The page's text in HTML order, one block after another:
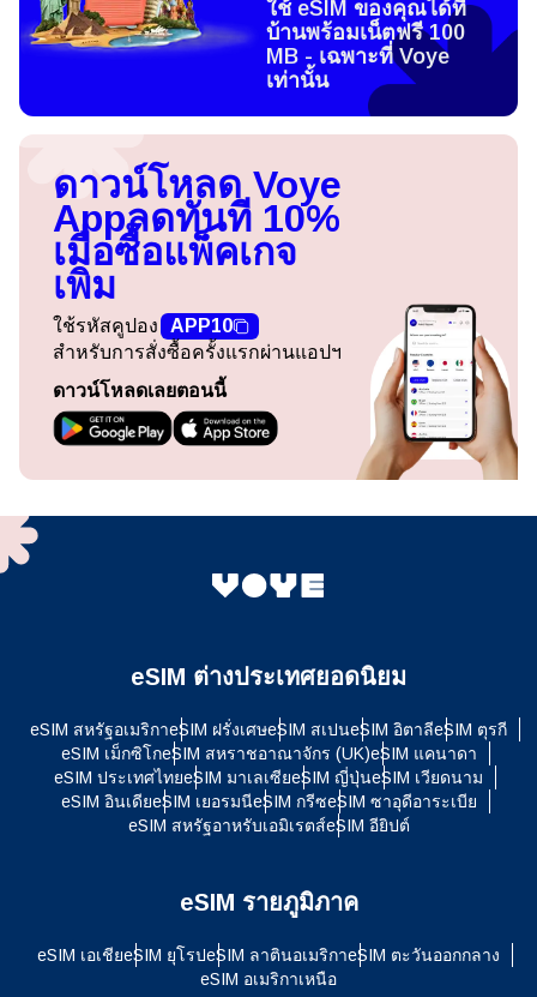
ใช้ eSIM ของคุณได้ที่
บ้านพร้อมเน็ตฟรี 100
MB - เฉพาะที่ Voye
เท่านั้น
ดาวน์โหลด Voye
Appลดทันที 10%
เมื่อซื้อแพ็คเกจ
เพิ่ม
ใช้รหัสคูปอง
APP10
สำหรับการสั่งซื้อครั้งแรกผ่านแอปฯ
ดาวน์โหลดเลยตอนนี้
eSIM ต่างประเทศยอดนิยม
eSIM สหรัฐอเมริกาeSIM ฝรั่งเศษeSIM สเปนeSIM อิตาลีeSIM ตุรกี
eSIM เม็กซิโกeSIM สหราชอาณาจักร (UK)eSIM แคนาดา
eSIM ประเทศไทยeSIM มาเลเซียeSIM ญี่ปุ่นeSIM เวียดนาม
eSIM อินเดียeSIM เยอรมนีeSIM กรีซeSIM ซาอุดีอาระเบีย
eSIM สหรัฐอาหรับเอมิเรตส์eSIM อียิปต์
eSIM รายภูมิภาค
eSIM เอเชียeSIM ยุโรปeSIM ลาตินอเมริกาeSIM ตะวันออกกลาง
eSIM อเมริกาเหนือ